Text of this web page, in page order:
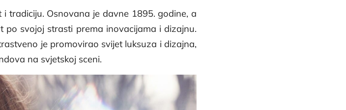
tradiciju. Osnovana je davne 1895. godine, a
svojoj strasti prema inovacijama i dizajnu.
je promovirao svijet luksuza i dizajna,
na svjetskoj sceni.